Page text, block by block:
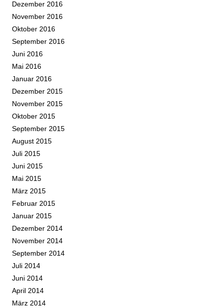
Dezember 2016
November 2016
Oktober 2016
September 2016
Juni 2016
Mai 2016
Januar 2016
Dezember 2015
November 2015
Oktober 2015
September 2015
August 2015
Juli 2015
Juni 2015
Mai 2015
März 2015
Februar 2015
Januar 2015
Dezember 2014
November 2014
September 2014
Juli 2014
Juni 2014
April 2014
März 2014